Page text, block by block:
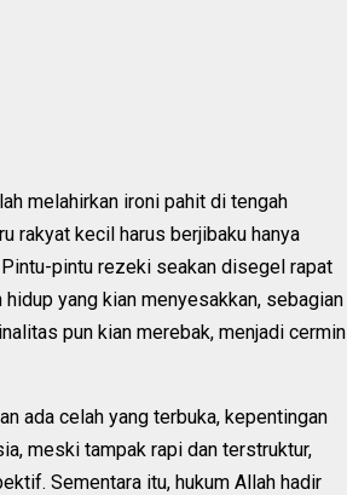
melahirkan ironi pahit di tengah
rakyat kecil harus berjibaku hanya
pintu rezeki seakan disegel rapat
yang kian menyesakkan, sebagian
pun kian merebak, menjadi cermin
ada celah yang terbuka, kepentingan
meski tampak rapi dan terstruktur,
Sementara itu, hukum Allah hadir